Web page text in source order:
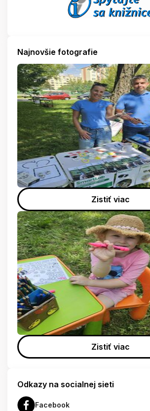
Najnovšie fotografie
Zistiť viac
Zistiť viac
Odkazy na socialnej sieti
Facebook